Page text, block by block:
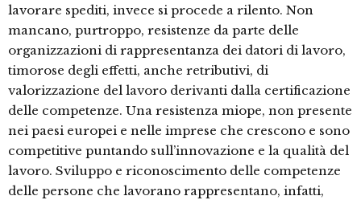
lavorare spediti, invece si procede a rilento. Non
mancano, purtroppo, resistenze da parte delle
organizzazioni di rappresentanza dei datori di lavoro,
timorose degli effetti, anche retributivi, di
valorizzazione del lavoro derivanti dalla certificazione
delle competenze. Una resistenza miope, non presente
nei paesi europei e nelle imprese che crescono e sono
competitive puntando sull’innovazione e la qualità del
lavoro. Sviluppo e riconoscimento delle competenze
delle persone che lavorano rappresentano, infatti,